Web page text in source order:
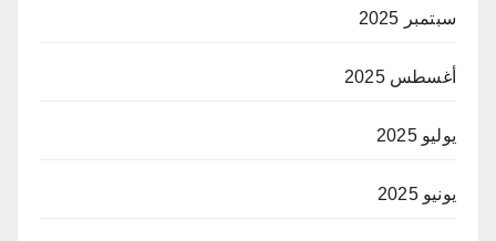
سبتمبر 2025
أغسطس 2025
يوليو 2025
يونيو 2025